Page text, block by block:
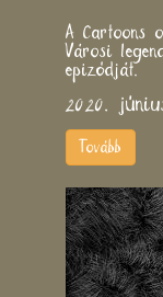
A Cartoons
Városi
epizódját.
2020.
Tovább